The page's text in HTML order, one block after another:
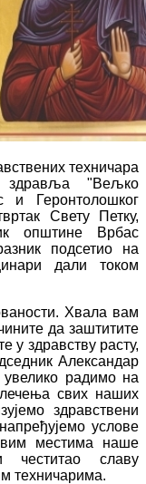
техничара
здравља "Вељко
и Геронтолошког
Свету Петку,
општине Врбас
подсетио на
дали током
Хвала вам
да заштитите
у здравству расту,
Александар
радимо на
свих наших
здравствени
услове
местима наше
славу
техничарима.